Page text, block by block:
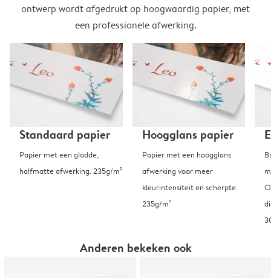
ontwerp wordt afgedrukt op hoogwaardig papier, met
een professionele afwerking.
Standaard papier
Papier met een gladde,
halfmatte afwerking. 235g/m²
Hoogglans papier
Papier met een hoogglans
afwerking voor meer
kleurintensiteit en scherpte.
235g/m²
Anderen bekeken ook